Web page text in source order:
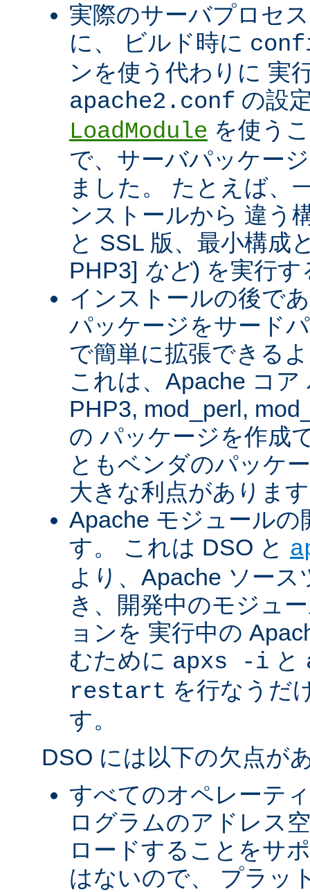
実際のサーバプロセ
に、 ビルド時に
ンを使う代わりに 実
apache2.conf の設
LoadModule を使う
で、サーバパッケー
ました。 たとえば、
ンストールから 違う
と SSL 版、最小構成
PHP3] など) を実行
インストールの後で
パッケージをサード
で簡単に拡張できる
これは、Apache コ
PHP3, mod_perl,
の パッケージを作成
ともベンダのパッケ
大きな利点がありま
Apache モジュール
す。 これは DSO と
より、Apache ソー
き、開発中のモジュ
ョンを 実行中の
むために apxs -i と
restart を行なうだ
す。
DSO には以下の欠点が
すべてのオペレーテ
ログラムのアドレス
ロードすることをサ
はないので、 プラッ